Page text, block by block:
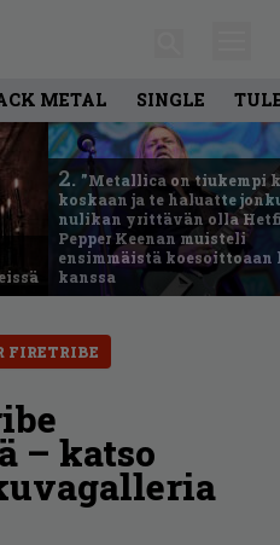
METAL SINGLE
2. ”Metallica on tiukempi
koskaan ja te haluatte
nulikan yrittävän olla
Pepper Keenan muisteli
ensimmäistä
kanssa
FIRETRIBE
– katso